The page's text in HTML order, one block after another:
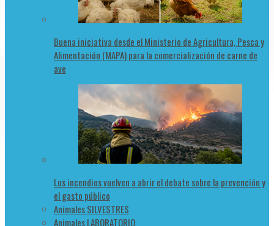
Buena iniciativa desde el Ministerio de Agricultura, Pesca y
Alimentación (MAPA) para la comercialización de carne de
ave
Los incendios vuelven a abrir el debate sobre la prevención y
el gasto público
Animales SILVESTRES
Animales LABORATORIO